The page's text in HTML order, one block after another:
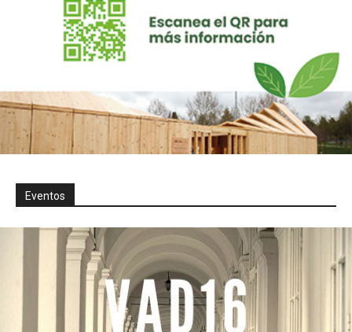
Eventos